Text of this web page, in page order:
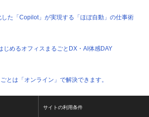
した「Copilot」が実現する「ほぼ自動」の仕事術
じめるオフィスまるごとDX・AI体感DAY
とは「オンライン」で解決できます。
サイトの利用条件